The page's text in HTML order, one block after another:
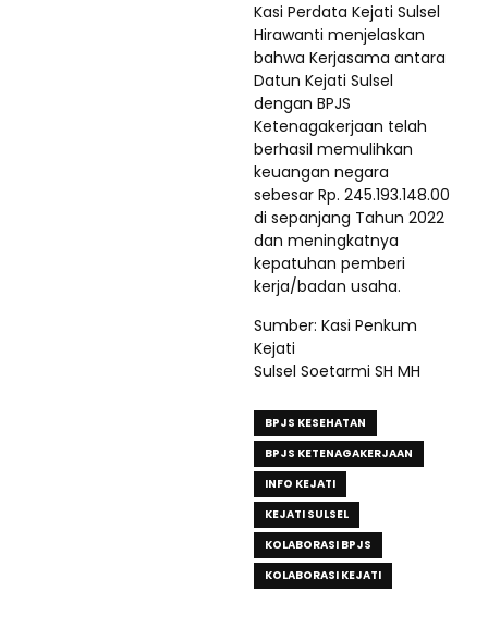
Kasi Perdata Kejati Sulsel
Hirawanti menjelaskan
bahwa Kerjasama antara
Datun Kejati Sulsel
dengan BPJS
Ketenagakerjaan telah
berhasil memulihkan
keuangan negara
sebesar Rp. 245.193.148.00
di sepanjang Tahun 2022
dan meningkatnya
kepatuhan pemberi
kerja/badan usaha.
Sumber: Kasi Penkum
Kejati
Sulsel Soetarmi SH MH
BPJS KESEHATAN
BPJS KETENAGAKERJAAN
INFO KEJATI
KEJATI SULSEL
KOLABORASI BPJS
KOLABORASI KEJATI